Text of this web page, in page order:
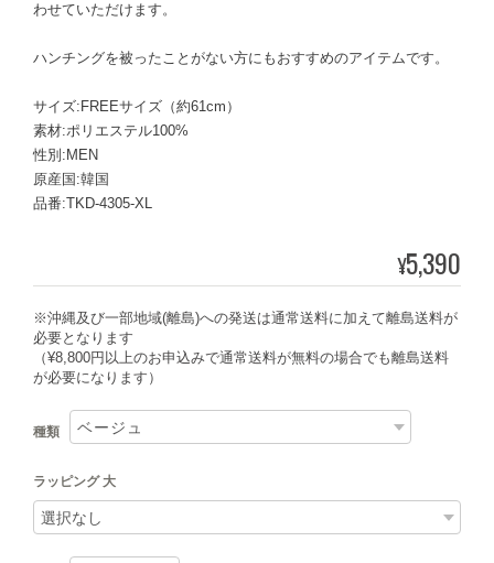
わせていただけます。
ハンチングを被ったことがない方にもおすすめのアイテムです。
サイズ:FREEサイズ（約61cm）
素材:ポリエステル100%
性別:MEN
原産国:韓国
品番:TKD-4305-XL
¥5,390
※沖縄及び一部地域(離島)への発送は通常送料に加えて離島送料が
必要となります
（¥8,800円以上のお申込みで通常送料が無料の場合でも離島送料
が必要になります）
種類
ラッピング 大